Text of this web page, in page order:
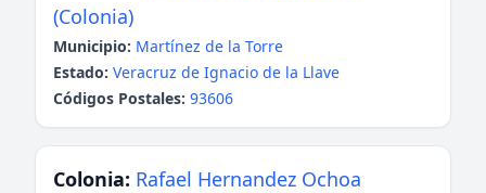
(Colonia)
Municipio: Martínez de la Torre
Estado: Veracruz de Ignacio de la Llave
Códigos Postales: 93606
Colonia: Rafael Hernandez Ochoa